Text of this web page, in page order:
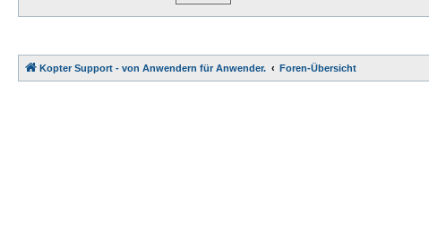
Kopter Support - von Anwendern für Anwender. Foren-Übersicht